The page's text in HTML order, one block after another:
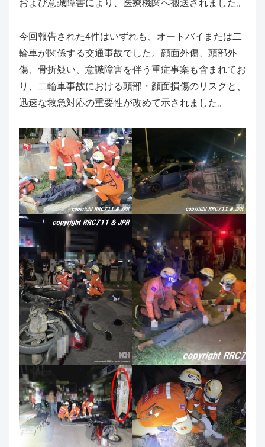
および意識障害により、医療機関へ搬送されました。
今回報告された4件はいずれも、オートバイまたは二
輪車が関係する交通事故でした。顔面外傷、頭部外
傷、骨折疑い、意識障害を伴う重症事案も含まれてお
り、二輪車事故における頭部・顔面損傷のリスクと、
迅速な救急対応の重要性が改めて示されました。